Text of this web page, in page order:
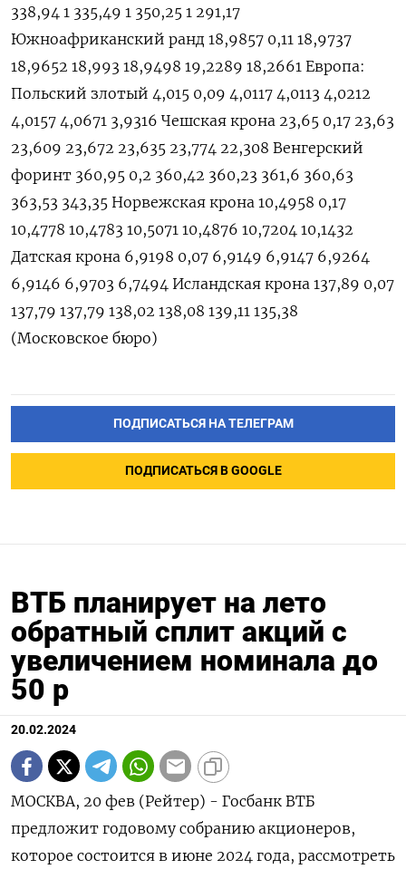
338,94 1 335,49 1 350,25 1 291,17
Южноафриканский ранд 18,9857 0,11 18,9737
18,9652 18,993 18,9498 19,2289 18,2661 Европа:
Польский злотый 4,015 0,09 4,0117 4,0113 4,0212
4,0157 4,0671 3,9316 Чешская крона 23,65 0,17 23,63
23,609 23,672 23,635 23,774 22,308 Венгерский
форинт 360,95 0,2 360,42 360,23 361,6 360,63
363,53 343,35 Норвежская крона 10,4958 0,17
10,4778 10,4783 10,5071 10,4876 10,7204 10,1432
Датская крона 6,9198 0,07 6,9149 6,9147 6,9264
6,9146 6,9703 6,7494 Исландская крона 137,89 0,07
137,79 137,79 138,02 138,08 139,11 135,38
(Московское бюро)
ПОДПИСАТЬСЯ НА ТЕЛЕГРАМ
ПОДПИСАТЬСЯ В GOOGLE
ВТБ планирует на лето
обратный сплит акций с
увеличением номинала до
50 р
20.02.2024
МОСКВА, 20 фев (Рейтер) - Госбанк ВТБ
предложит годовому собранию акционеров,
которое состоится в июне 2024 года, рассмотреть